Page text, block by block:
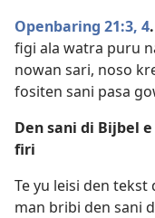
Openbaring 21:3, 4.
figi ala watra puru
nowan sari, noso
fositen sani pasa
Den sani di Bijbel
firi
Te yu leisi den
man bribi den sani